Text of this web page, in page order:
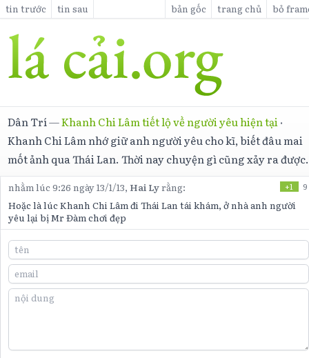
tin trước tin sau bản gốc trang chủ bỏ
Dân Trí—Khanh Chi Lâm tiết lộ về người yêu hiện tại ·
Khanh Chi Lâm nhớ giữ anh người yêu cho kĩ, biết đâu mai
mốt ảnh qua Thái Lan. Thời nay chuyện gì cũng xảy ra được.
nhằm lúc 9:26 ngày 13/1/13, Hai Lyrằng: +1 9
Hoặc là lúc Khanh Chi Lâm đi Thái Lan tái khám, ở nhà anh người
yêu lại bị Mr Đàm chơi đẹp